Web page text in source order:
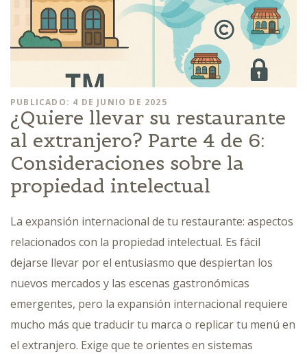
PUBLICADO: 4 DE JUNIO DE 2025
¿Quiere llevar su restaurante
al extranjero? Parte 4 de 6:
Consideraciones sobre la
propiedad intelectual
La expansión internacional de tu restaurante: aspectos
relacionados con la propiedad intelectual. Es fácil
dejarse llevar por el entusiasmo que despiertan los
nuevos mercados y las escenas gastronómicas
emergentes, pero la expansión internacional requiere
mucho más que traducir tu marca o replicar tu menú en
el extranjero. Exige que te orientes en sistemas